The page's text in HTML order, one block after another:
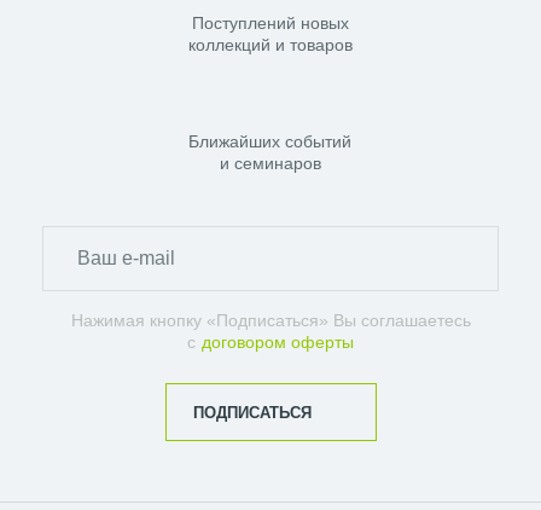
Поступлений новых
коллекций и товаров
Ближайших событий
и семинаров
Нажимая кнопку «Подписаться» Вы соглашаетесь
с договором оферты
ПОДПИСАТЬСЯ